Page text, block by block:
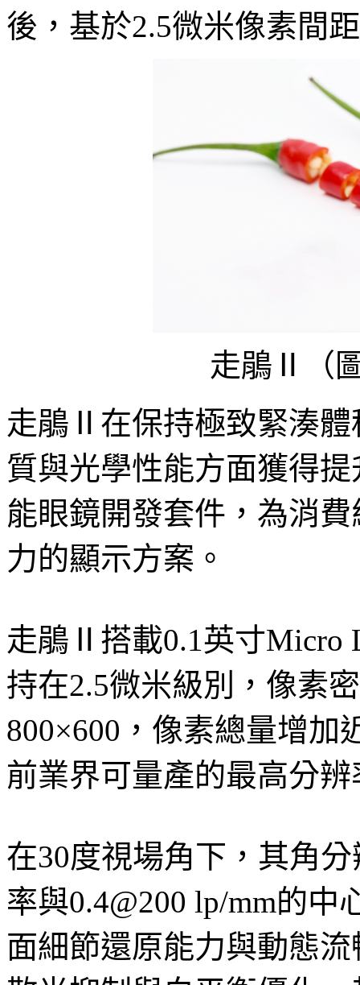
後，基於2.5微米像素間
走鵑Ⅱ（
走鵑Ⅱ在保持極致緊湊體
質與光學性能方面獲得
能眼鏡開發套件，為消
力的顯示方案。
走鵑Ⅱ搭載0.1英寸Micro
持在2.5微米級別，像素
800×600，像素總量增
前業界可量產的最高分
在30度視場角下，其角
率與0.4@200 lp/mm的
面細節還原能力與動態